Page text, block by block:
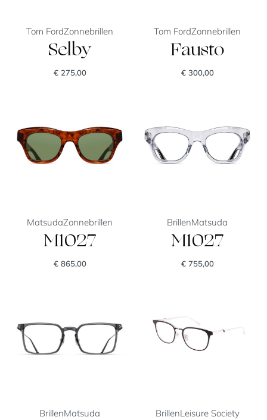
Tom FordZonnebrillen
Selby
€275,00
Tom FordZonnebrillen
Fausto
€300,00
MatsudaZonnebrillen
M1027
€865,00
BrillenMatsuda
M1027
€755,00
BrillenMatsuda BrillenLeisure Society